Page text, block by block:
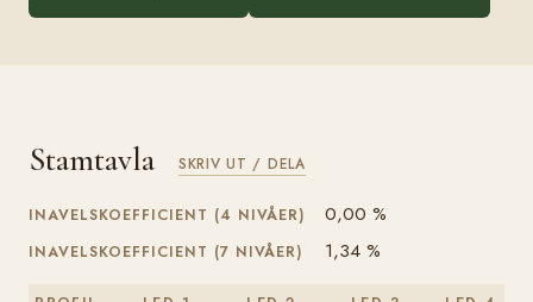
Stamtavla SKRIV UT / DELA
INAVELSKOEFFICIENT (4 NIVÅER) 0,00 %
INAVELSKOEFFICIENT (7 NIVÅER) 1,34 %